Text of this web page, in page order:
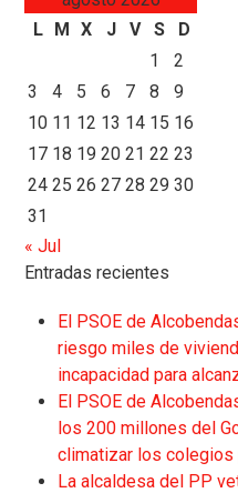
L M X J V S
D
1
2
3
4 5 6 7 8
9
10 11 12 13 14 15 16
17 18 19 20 21 22 23
24 25 26 27 28 29 30
31
« Jul
Entradas recientes
El PSOE de
riesgo miles de
incapacidad para
El PSOE de
los 200 millones del
climatizar los
La alcaldesa del PP